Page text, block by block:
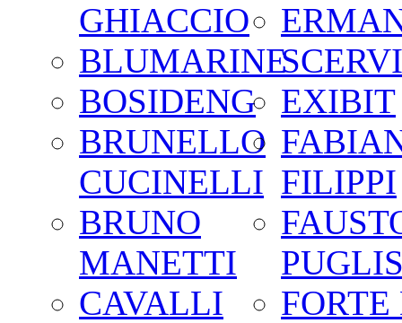
GHIACCIO
BLUMARINE
BOSIDENG
BRUNELLO
CUCINELLI
BRUNO
MANETTI
CAVALLI
EXIBIT
FILIPPI
FORTE